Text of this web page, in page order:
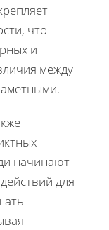
что
и
между
начинают
для